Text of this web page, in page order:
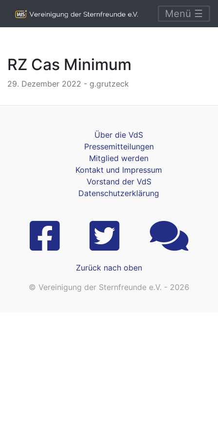
Menü ☰
RZ Cas Minimum
29. Dezember 2022 - g.grutzeck
Über die VdS
Pressemitteilungen
Mitglied werden
Kontakt und Impressum
Vorstand der VdS
Datenschutzerklärung
Zurück nach oben
© Vereinigung der Sternfreunde e.V. - 2026